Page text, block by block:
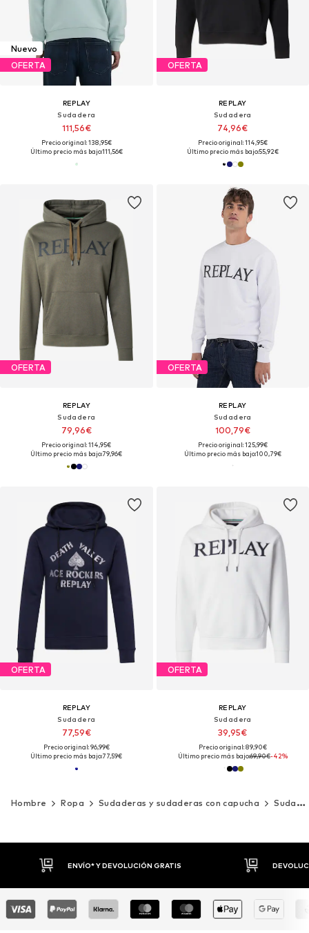
Nuevo
OFERTA
REPLAY
Sudadera
111,56€
Precio original: 138,95€
Último precio más bajo:111,56€
OFERTA
REPLAY
Sudadera
74,96€
Precio original: 114,95€
Último precio más bajo:55,92€
OFERTA
REPLAY
Sudadera
79,96€
Precio original: 114,95€
Último precio más bajo:79,96€
OFERTA
REPLAY
Sudadera
100,79€
Precio original: 125,99€
Último precio más bajo:100,79€
OFERTA
REPLAY
Sudadera
77,59€
Precio original: 96,99€
Último precio más bajo:77,59€
OFERTA
REPLAY
Sudadera
39,95€
Precio original: 89,90€
Último precio más bajo:69,90€-42%
Hombre Ropa Sudaderas y sudaderas con capucha Sudaderas
DEVOLUCIONES HASTA 30 DÍAS